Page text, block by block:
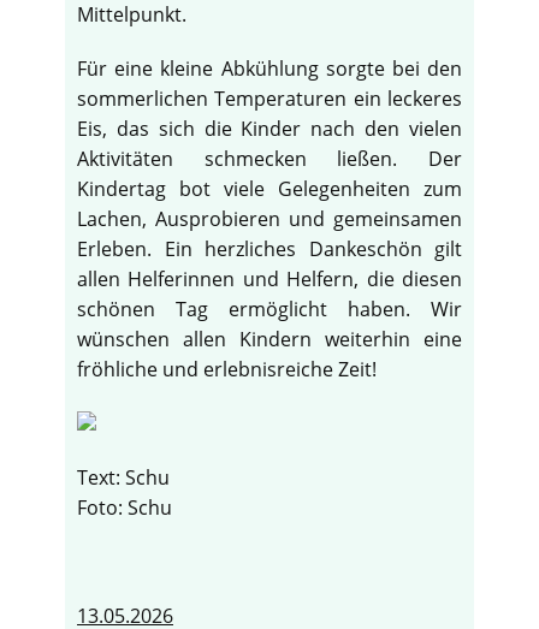
Mittelpunkt.
Für eine kleine Abkühlung sorgte bei den
sommerlichen Temperaturen ein leckeres
Eis, das sich die Kinder nach den vielen
Aktivitäten schmecken ließen. Der
Kindertag bot viele Gelegenheiten zum
Lachen, Ausprobieren und gemeinsamen
Erleben. Ein herzliches Dankeschön gilt
allen Helferinnen und Helfern, die diesen
schönen Tag ermöglicht haben. Wir
wünschen allen Kindern weiterhin eine
fröhliche und erlebnisreiche Zeit!
Text: Schu
Foto: Schu
13.05.2026